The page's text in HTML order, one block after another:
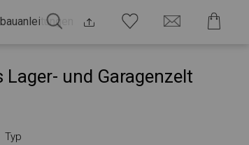
Lager- und Garagenzelt
Typ